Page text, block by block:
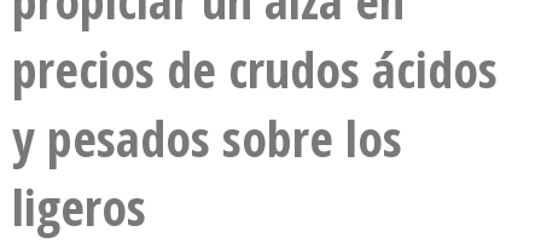
precios de crudos ácidos
y pesados sobre los
ligeros